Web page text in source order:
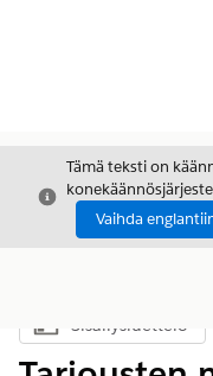
Sulje
Tämä teksti on
Vaihda
Näytä
Sisällysluettelo